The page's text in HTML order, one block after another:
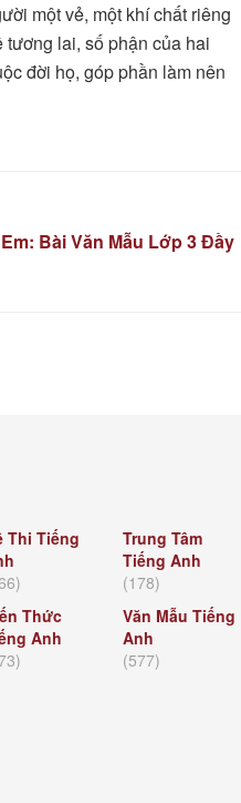
một vẻ, một khí chất riêng
lai, số phận của hai
đời họ, góp phần làm nên
Bài Văn Mẫu Lớp 3 Đầy
Thi Tiếng
Thức
Anh
Trung Tâm
Tiếng Anh
(178)
Văn Mẫu Tiếng
Anh
(577)